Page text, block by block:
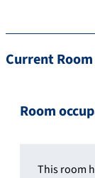
Current
Room
This room